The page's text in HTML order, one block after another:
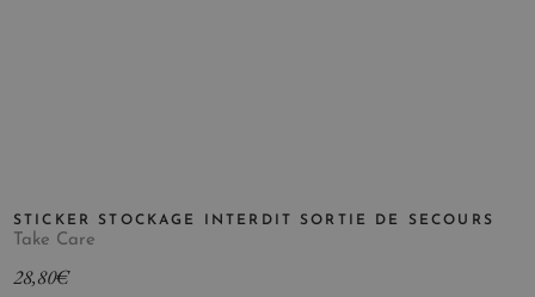
STICKER STOCKAGE INTERDIT SORTIE DE SECOURS
Take Care
28,80€